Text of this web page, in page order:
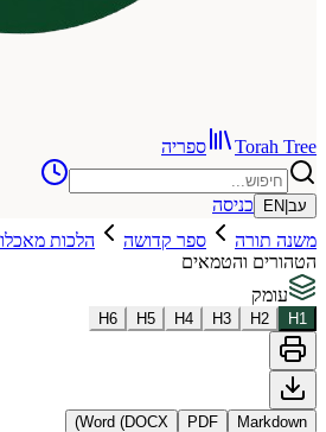
ספריה
כניסה
ספר קדושה הלכות מאכלות אסורות
והטמאים
H3
H4
H5
H6
PDF
Word (DOCX)